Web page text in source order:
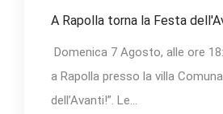
A Rapolla torna la Festa
Domenica 7 Agosto, alle ore
a Rapolla presso la villa
dell’Avanti!”. Le...